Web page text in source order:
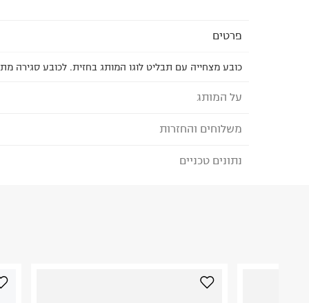
פרטים
כובע מצחייה עם תבליט לוגו המותג בחזית. לכובע סגירה
על המותג
BILLABONG - בילבונג
משלוחים והחזרות
לבחירת בשיטת המשלוח המתאימה לכם,
לפני החזרת החבילה, חשוב להדביק את מדבקת
נתונים טכניים